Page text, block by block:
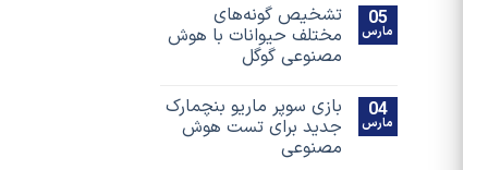
05
مارس
تشخیص گونه‌های
مختلف حیوانات با هوش
مصنوعی گوگل
04
مارس
بازی سوپر ماریو بنچمارک
جدید برای تست هوش
مصنوعی